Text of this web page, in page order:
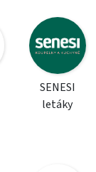
SENESI
letáky